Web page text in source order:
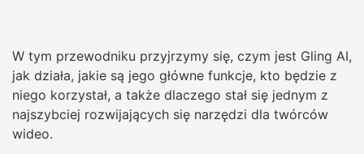
W tym przewodniku przyjrzymy się, czym jest Gling AI,
jak działa, jakie są jego główne funkcje, kto będzie z
niego korzystał, a także dlaczego stał się jednym z
najszybciej rozwijających się narzędzi dla twórców
wideo.